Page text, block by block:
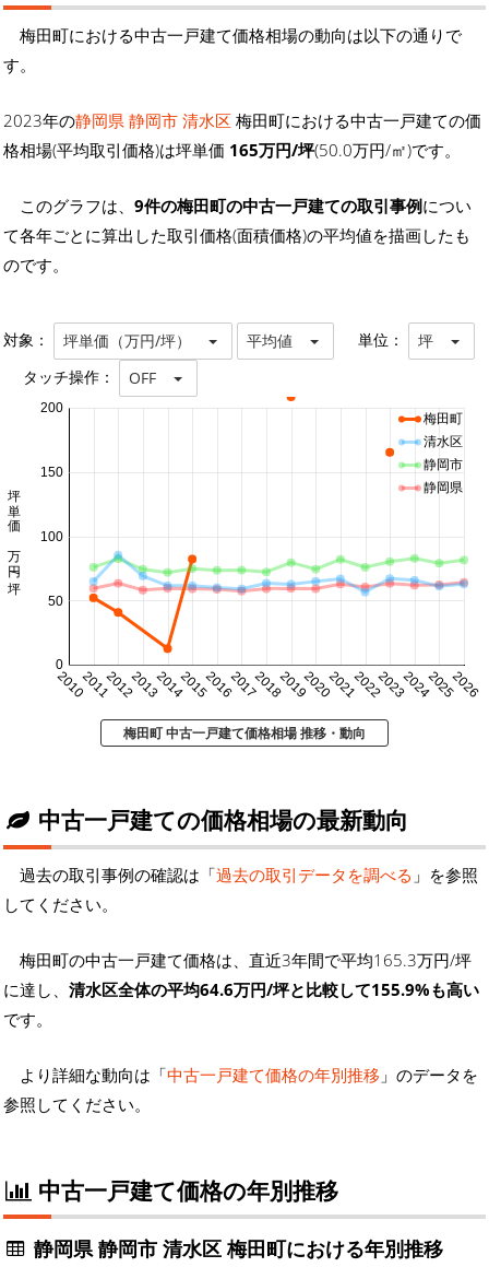
梅田町における中古一戸建て価格相場の動向は以下の通りで
す。
2023年の静岡県 静岡市 清水区 梅田町における中古一戸建ての価
格相場(平均取引価格)は坪単価 165万円/坪(50.0万円/㎡)です。
このグラフは、 9件の梅田町の中古一戸建ての取引事例につい
て各年ごとに算出した取引価格(面積価格)の平均値を描画したも
のです。
対象： 坪単価（万円/坪） 平均値 単位： 坪
タッチ操作： OFF
20102011201220132014201520162017201820192020202120222023202420252026
0
50
100
150
200
坪単価 万円/坪
梅田町
清水区
静岡市
静岡県
梅田町 中古一戸建て価格相場 推移・動向
中古一戸建ての価格相場の最新動向
過去の取引事例の確認は「過去の取引データを調べる 」を参照
してください。
梅田町の中古一戸建て価格は、直近3年間で平均165.3万円/坪
に達し、 清水区全体の平均64.6万円/坪と比較して155.9%も高い
です。
より詳細な動向は「中古一戸建て価格の年別推移 」のデータを
参照してください。
中古一戸建て価格の年別推移
静岡県 静岡市 清水区 梅田町における年別推移